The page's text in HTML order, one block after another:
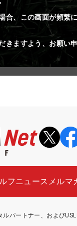
合、この画面が頻繁
ますよう、お願い申
フニュース メルマ
パートナー、および